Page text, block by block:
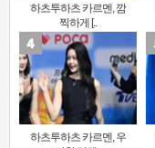
하츠투하츠 카르멘, 깜
찍하게 [..
하츠투하츠 카르멘, 우